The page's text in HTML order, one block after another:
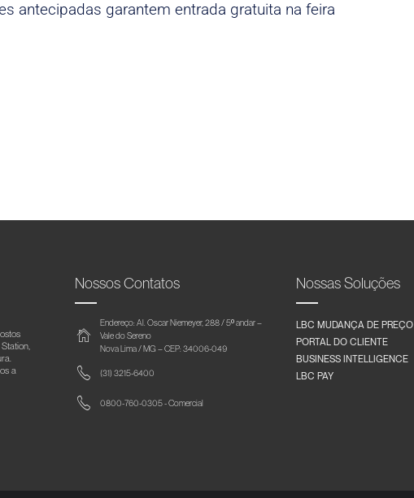
antecipadas garantem entrada gratuita na feira
a
Nossos Contatos
Endereço: Al. Oscar Niemeyer, 288 / 5º andar –
Vale do Sereno
Nova Lima / MG – CEP: 34006-049
(31) 3215-6400
0800-760-0305 - Comercial
Nossas Soluções
LBC MUDANÇA DE PREÇO
PORTAL DO CLIENTE
BUSINESS INTELLIGENCE
LBC PAY